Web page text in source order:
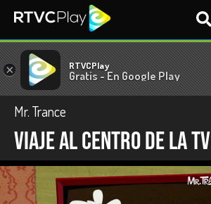
× RTVCPlay
Gratis - En Google Play
Mr. Trance
Viaje al centro de la TV